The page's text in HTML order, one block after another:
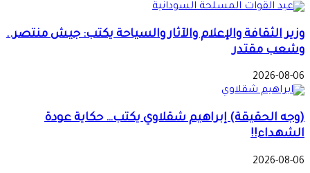
وزير الثقافة والإعلام والآثار والسياحة يكتب: جيش منتصر..
وشعب مقتدر
2026-08-06
(وجه الحقيقة) إبراهيم شقلاوي يكتب… حكاية عودة
الشهداء!!
2026-08-06